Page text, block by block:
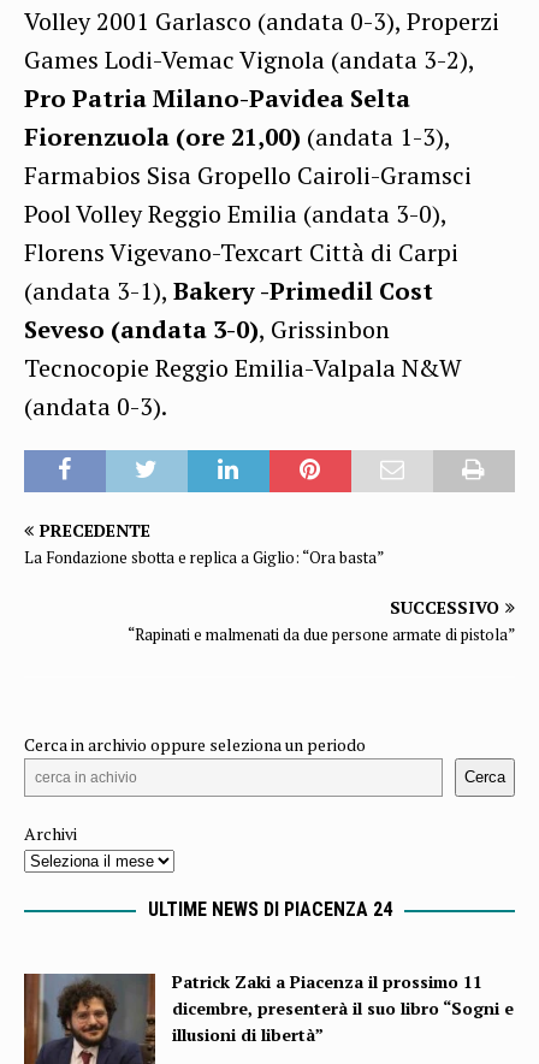
Volley 2001 Garlasco (andata 0-3), Properzi
Games Lodi-Vemac Vignola (andata 3-2),
Pro Patria Milano-Pavidea Selta
Fiorenzuola (ore 21,00) (andata 1-3),
Farmabios Sisa Gropello Cairoli-Gramsci
Pool Volley Reggio Emilia (andata 3-0),
Florens Vigevano-Texcart Città di Carpi
(andata 3-1), Bakery -Primedil Cost
Seveso (andata 3-0), Grissinbon
Tecnocopie Reggio Emilia-Valpala N&W
(andata 0-3).
PRECEDENTE
La Fondazione sbotta e replica a Giglio: “Ora basta”
SUCCESSIVO
“Rapinati e malmenati da due persone armate di pistola”
Cerca in archivio oppure seleziona un periodo
Cerca
Archivi
ULTIME NEWS DI PIACENZA 24
Patrick Zaki a Piacenza il prossimo 11
dicembre, presenterà il suo libro “Sogni e
illusioni di libertà”